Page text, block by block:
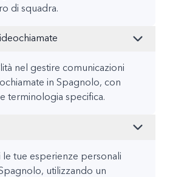
di squadra.
nel gestire comunicazioni
in Spagnolo, con
terminologia specifica.
le tue esperienze personali
utilizzando un